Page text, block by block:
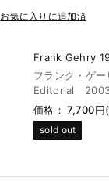
お気に入りに追加済
Frank Gehry
フランク・ゲ
Editorial
価格： 7,700円
sold out